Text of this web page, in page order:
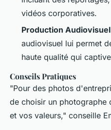
vidéos corporatives.
Production
audiovisuel lui permet
haute qualité qui
Conseils Pratiques
"Pour des photos
de choisir un
et vos valeurs," conseille